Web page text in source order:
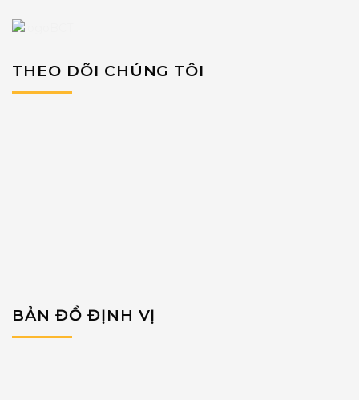
THEO DÕI CHÚNG TÔI
BẢN ĐỒ ĐỊNH VỊ